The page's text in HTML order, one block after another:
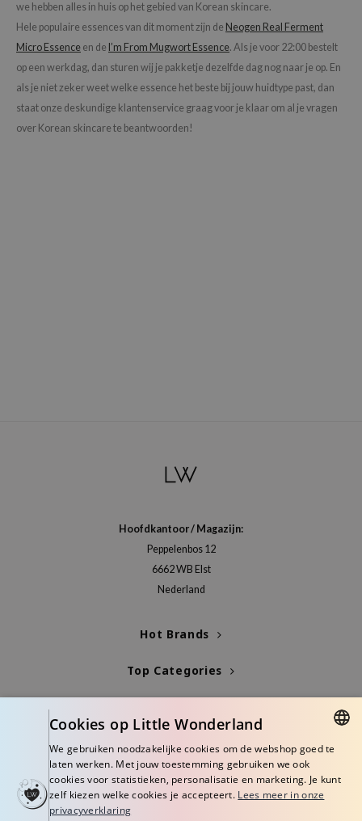
we hebben alles in huis op het gebied van Korean skincare.
Hele populaire essences van dit moment zijn de Neogen Real Ferment
Micro Essence en de I’m From Mugwort Essence. Als je voor 22:00 bestelt
op een werkdag, dan sturen wij je pakketje dezelfde dag nog naar je op. En
als je niet zeker weet welke essence het beste bij jouw huidtype past, dan
staat onze deskundige klantenservice graag voor je klaar om al je vragen
over Korean skincare te beantwoorden!
Hoofdkantoor / Magazijn:
Peppelenbos 12
6662 WB Elst
Nederland
Hot Brands
Top Categories
Info
DUTCH
ENGLISH
Cookies op Little Wonderland
We gebruiken noodzakelijke cookies om de webshop goed te
laten werken. Met jouw toestemming gebruiken we ook
cookies voor statistieken, personalisatie en marketing. Je kunt
zelf kiezen welke cookies je accepteert. Lees meer in onze
privacyverklaring